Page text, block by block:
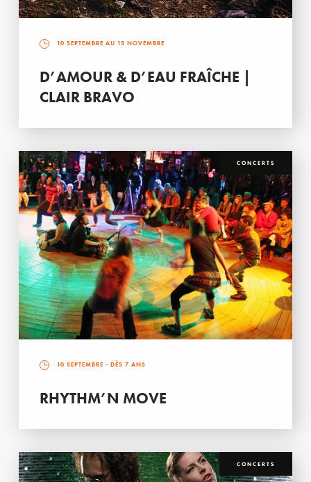
10 SEPTEMBRE AU 15 NOVEMBRE
D’AMOUR & D’EAU FRAÎCHE |
CLAIR BRAVO
CONCERTS
10 SEPTEMBRE - DÈS 7 ANS
RHYTHM’N MOVE
CONCERTS